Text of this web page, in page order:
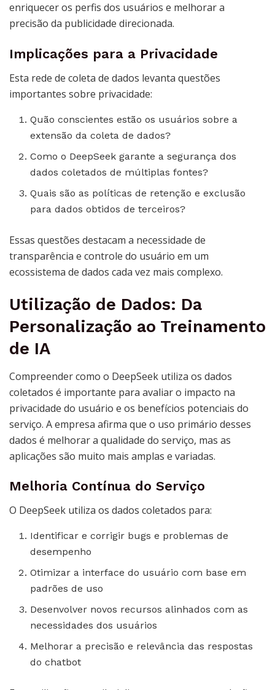
enriquecer os perfis dos usuários e melhorar a
precisão da publicidade direcionada.
Implicações para a Privacidade
Esta rede de coleta de dados levanta questões
importantes sobre privacidade:
Quão conscientes estão os usuários sobre a
extensão da coleta de dados?
Como o DeepSeek garante a segurança dos
dados coletados de múltiplas fontes?
Quais são as políticas de retenção e exclusão
para dados obtidos de terceiros?
Essas questões destacam a necessidade de
transparência e controle do usuário em um
ecossistema de dados cada vez mais complexo.
Utilização de Dados: Da
Personalização ao Treinamento
de IA
Compreender como o DeepSeek utiliza os dados
coletados é importante para avaliar o impacto na
privacidade do usuário e os benefícios potenciais do
serviço. A empresa afirma que o uso primário desses
dados é melhorar a qualidade do serviço, mas as
aplicações são muito mais amplas e variadas.
Melhoria Contínua do Serviço
O DeepSeek utiliza os dados coletados para:
Identificar e corrigir bugs e problemas de
desempenho
Otimizar a interface do usuário com base em
padrões de uso
Desenvolver novos recursos alinhados com as
necessidades dos usuários
Melhorar a precisão e relevância das respostas
do chatbot